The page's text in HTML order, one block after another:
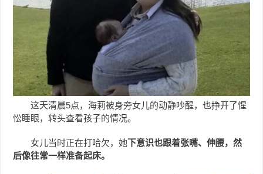
这天清晨5点，海莉被身旁女儿的动静吵醒，也挣开了惺
忪睡眼，转头查看孩子的情况。
女儿当时正在打哈欠，她下意识也跟着张嘴、伸腰，然
后像往常一样准备起床。